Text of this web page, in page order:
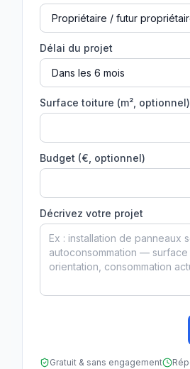
Délai du projet
Surface toiture (m², optionnel)
Budget (€, optionnel)
Décrivez votre projet
Gratuit & sans engagement